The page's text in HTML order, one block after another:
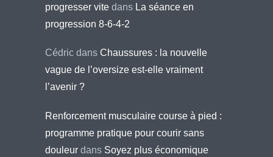
progresser vite dans La séance en
progression 8-6-4-2
Cédric dans Chaussures : la nouvelle
vague de l’oversize est-elle vraiment
l’avenir ?
Renforcement musculaire course à pied :
programme pratique pour courir sans
douleur dans Soyez plus économique